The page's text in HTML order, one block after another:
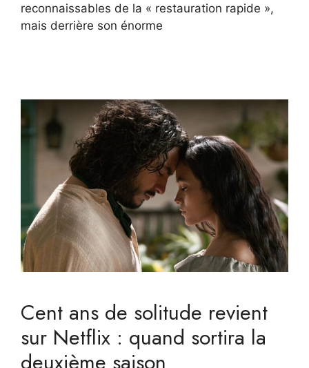
reconnaissables de la « restauration rapide »,
mais derrière son énorme
Cent ans de solitude revient
sur Netflix : quand sortira la
deuxième saison